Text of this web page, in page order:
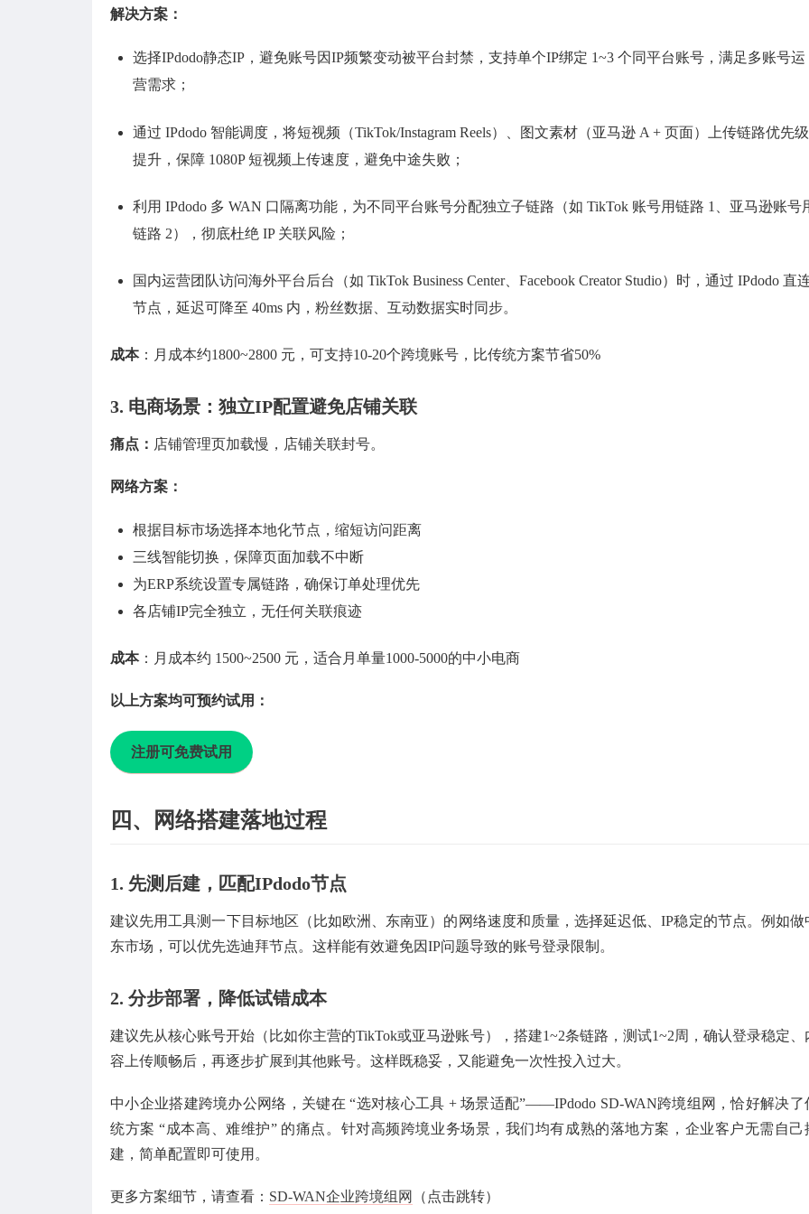
解决方案：
选择IPdodo静态IP，避免账号因IP频繁变动被平台封禁，支持单个IP绑定 1~3 个同平台账号，满足多账号运
营需求；
通过 IPdodo 智能调度，将短视频（TikTok/Instagram Reels）、图文素材（亚马逊 A + 页面）上传链路优先级
提升，保障 1080P 短视频上传速度，避免中途失败；
利用 IPdodo 多 WAN 口隔离功能，为不同平台账号分配独立子链路（如 TikTok 账号用链路 1、亚马逊账号
链路 2），彻底杜绝 IP 关联风险；
国内运营团队访问海外平台后台（如 TikTok Business Center、Facebook Creator Studio）时，通过 IPdodo 直
节点，延迟可降至 40ms 内，粉丝数据、互动数据实时同步。
成本：月成本约1800~2800 元，可支持10-20个跨境账号，比传统方案节省50%
3. 电商场景：独立IP配置避免店铺关联
痛点： 店铺管理页加载慢，店铺关联封号。
网络方案：
根据目标市场选择本地化节点，缩短访问距离
三线智能切换，保障页面加载不中断
为ERP系统设置专属链路，确保订单处理优先
各店铺IP完全独立，无任何关联痕迹
成本：月成本约 1500~2500 元，适合月单量1000-5000的中小电商
以上方案均可预约试用：
注册可免费试用
四、网络搭建落地过程
1. 先测后建，匹配IPdodo节点
建议先用工具测一下目标地区（比如欧洲、东南亚）的网络速度和质量，选择延迟低、IP稳定的节点。例如做
东市场，可以优先选迪拜节点。这样能有效避免因IP问题导致的账号登录限制。
2. 分步部署，降低试错成本
建议先从核心账号开始（比如你主营的TikTok或亚马逊账号），搭建1~2条链路，测试1~2周，确认登录稳定、
容上传顺畅后，再逐步扩展到其他账号。这样既稳妥，又能避免一次性投入过大。
中小企业搭建跨境办公网络，关键在 “选对核心工具 + 场景适配”——IPdodo SD-WAN跨境组网，恰好解决了
统方案 “成本高、难维护” 的痛点。针对高频跨境业务场景，我们均有成熟的落地方案，企业客户无需自己
建，简单配置即可使用。
更多方案细节，请查看： SD-WAN企业跨境组网 （点击跳转）